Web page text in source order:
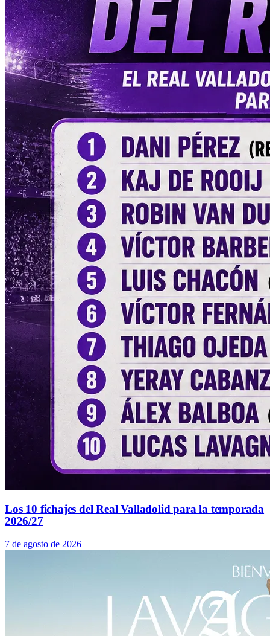
Los 10 fichajes del Real Valladolid para la temporada
2026/27
7 de agosto de 2026